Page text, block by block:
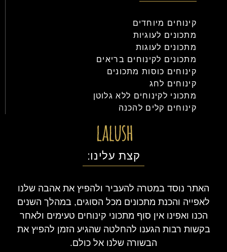
קינוחים מיוחדים
מתכונים לעוגיות
מתכונים לעוגות
מתכונים לקינוחים בריאים
קינוחים כוסות מתכונים
קינוחים לחג
מתכוני לקינוחים ללא גלוטן
קינוחים קלים להכנה
קצת עלינו:
האתר נוסד במטרה להעביר ולהפיץ את אהבה שלנו
לאפייה והכנת מתכונים מכל הסוגים, במהלך השנים
הכנו ואפינו אין סוף מתכוני קינוחים טעימים ולאחר
בקשות רבות הגענו להחלטה שהגיע הזמן להפיץ את
הבשורה שלנו אל כולם.